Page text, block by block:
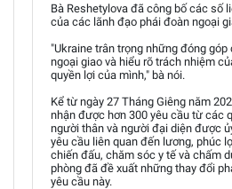
Bà Reshetylova đã công bố các số
của các lãnh đạo phái đoàn ngoại
"Ukraine trân trọng những đóng
ngoại giao và hiểu rõ trách nhiệm
quyền lợi của mình," bà nói.
Kể từ ngày 27 Tháng Giêng năm
nhận được hơn 300 yêu cầu từ các
người thân và người đại diện được
yêu cầu liên quan đến lương, phúc
chiến đấu, chăm sóc y tế và chấm
phòng đã đề xuất những thay đổi
yêu cầu này.